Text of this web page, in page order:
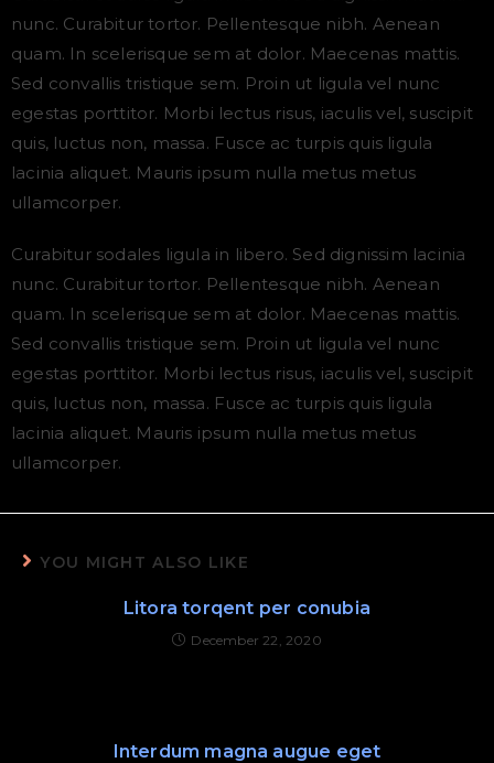
nunc. Curabitur tortor. Pellentesque nibh. Aenean
quam. In scelerisque sem at dolor. Maecenas mattis.
Sed convallis tristique sem. Proin ut ligula vel nunc
egestas porttitor. Morbi lectus risus, iaculis vel, suscipit
quis, luctus non, massa. Fusce ac turpis quis ligula
lacinia aliquet. Mauris ipsum nulla metus metus
ullamcorper.
Curabitur sodales ligula in libero. Sed dignissim lacinia
nunc. Curabitur tortor. Pellentesque nibh. Aenean
quam. In scelerisque sem at dolor. Maecenas mattis.
Sed convallis tristique sem. Proin ut ligula vel nunc
egestas porttitor. Morbi lectus risus, iaculis vel, suscipit
quis, luctus non, massa. Fusce ac turpis quis ligula
lacinia aliquet. Mauris ipsum nulla metus metus
ullamcorper.
YOU MIGHT ALSO LIKE
Litora torqent per conubia
December 22, 2020
Interdum magna augue eget